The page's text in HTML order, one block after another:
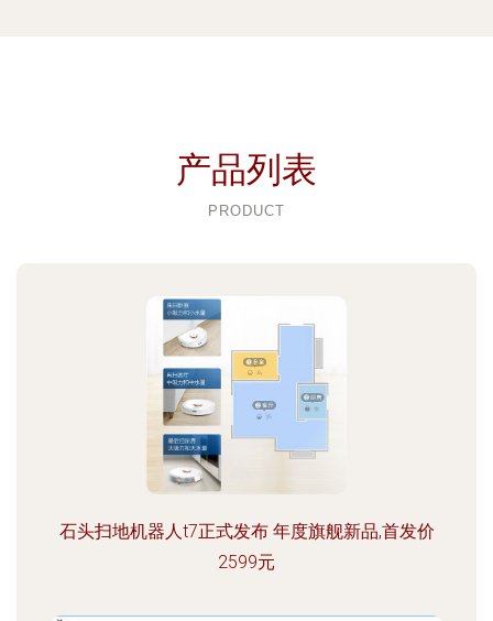
产品列表
PRODUCT
石头扫地机器人t7正式发布 年度旗舰新品,首发价
2599元